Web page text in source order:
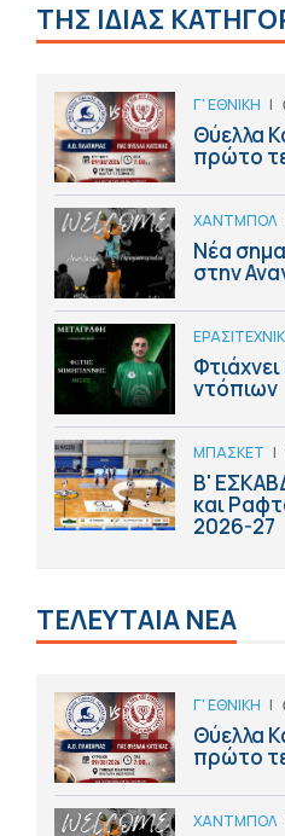
ΤΗΣ ΙΔΙΑΣ
Γ' ΕΘΝΙΚΗ |
Θύελλα
πρώτο
ΧΑΝΤΜΠΟΛ
Νέα
στην
ντόπιων
ΜΠΑΣΚΕΤ |
Β'
και
2026-27
ΤΕΛΕΥΤΑΙΑ ΝΕΑ
Γ' ΕΘΝΙΚΗ |
Θύελλα
πρώτο
ΧΑΝΤΜΠΟΛ